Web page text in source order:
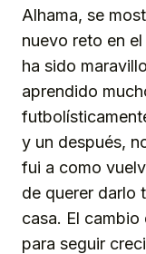
Alhama, se
nuevo reto en
ha sido
aprendido
y un después,
fui a como
de querer darlo
casa. El cambio
para seguir